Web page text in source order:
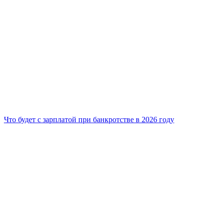
Что будет с зарплатой при банкротстве в 2026 году